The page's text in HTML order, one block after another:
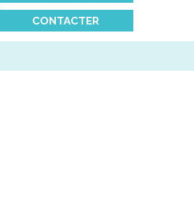
CONTACTER